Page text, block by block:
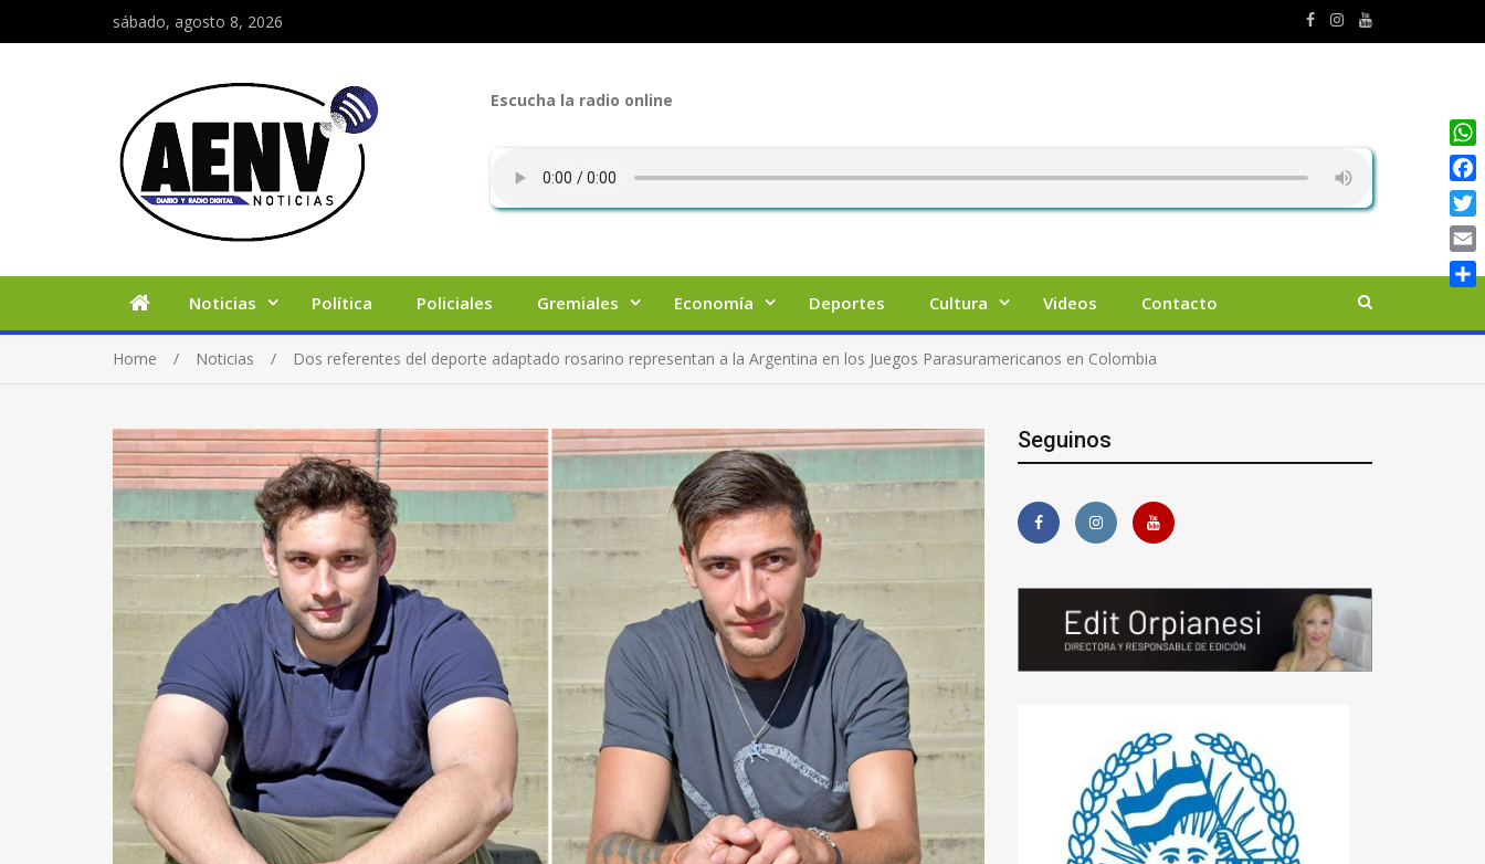
sábado, agosto 8, 2026
Escucha la radio online
Noticias Política Policiales Gremiales Economía Deportes Cultura Videos Contacto
Home Noticias Dos referentes del deporte adaptado rosarino representan a la Argentina en los Juegos Parasuramericanos en Colombia
Seguinos